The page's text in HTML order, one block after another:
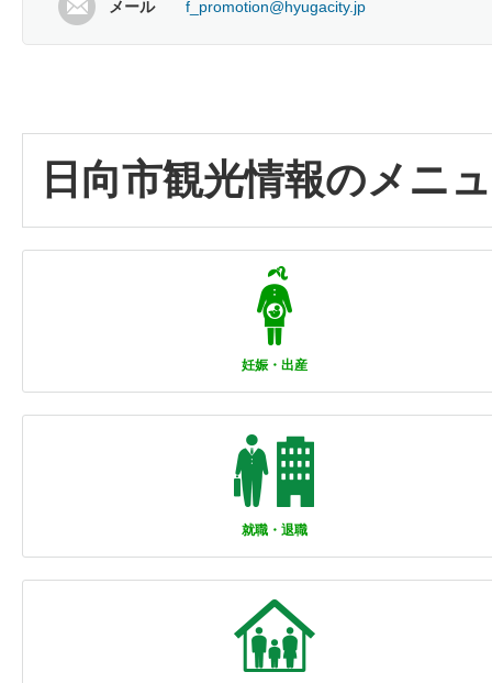
メール f_promotion@hyugacity.jp
日向市観光情報のメニ
妊娠・出産
就職・退職